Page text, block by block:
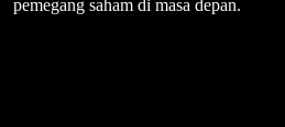
pemegang saham di masa depan.